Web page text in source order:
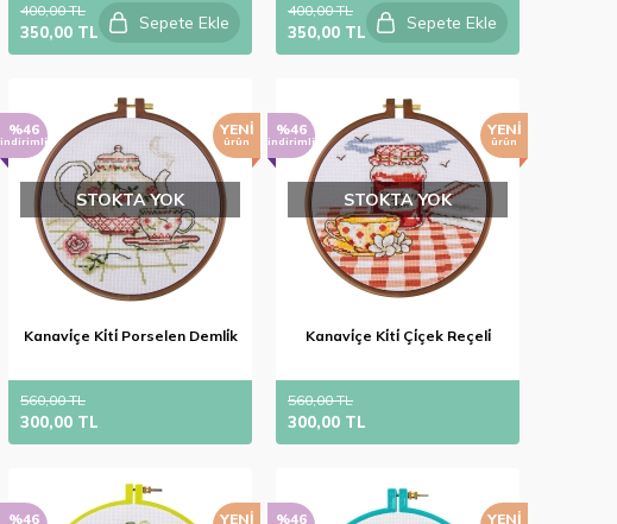
400,00 TL
350,00 TL Sepete Ekle
400,00 TL
350,00 TL Sepete Ekle
%46
indirimli
YENI
ürün
STOKTA YOK
Kanavi̇çe Ki̇ti̇ Porselen Demli̇k
560,00 TL
300,00 TL
%46
indirimli
YENI
ürün
STOKTA YOK
Kanavi̇çe Ki̇ti̇ Çi̇çek Reçeli̇
560,00 TL
300,00 TL
%46 YENI %46 YENI